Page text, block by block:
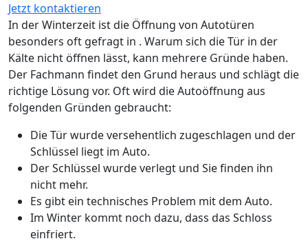
Jetzt kontaktieren
In der Winterzeit ist die Öffnung von Autotüren
besonders oft gefragt in . Warum sich die Tür in der
Kälte nicht öffnen lässt, kann mehrere Gründe haben.
Der Fachmann findet den Grund heraus und schlägt die
richtige Lösung vor. Oft wird die Autoöffnung aus
folgenden Gründen gebraucht:
Die Tür wurde versehentlich zugeschlagen und der
Schlüssel liegt im Auto.
Der Schlüssel wurde verlegt und Sie finden ihn
nicht mehr.
Es gibt ein technisches Problem mit dem Auto.
Im Winter kommt noch dazu, dass das Schloss
einfriert.